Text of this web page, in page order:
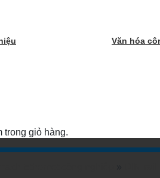
Văn hóa
trong giỏ hàng.